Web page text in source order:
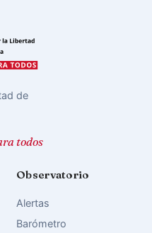
de
todos
Observatorio
Alertas
Barómetro